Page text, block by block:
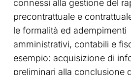
connessi alla gestione del
precontrattuale e
le formalità ed adempimenti
amministrativi, contabili e
esempio: acquisizione di
preliminari alla conclusione